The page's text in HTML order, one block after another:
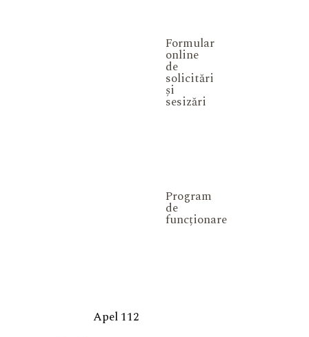
Formular
online
de
solicitări
și
sesizări
Program
de
funcționare
Apel 112